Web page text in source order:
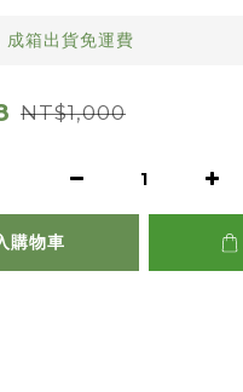
成箱出貨免運費
NT$1,000
購物車